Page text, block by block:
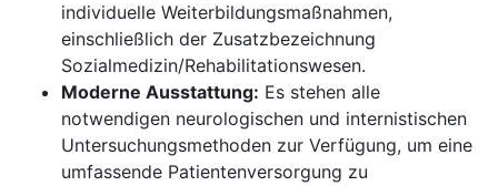
individuelle Weiterbildungsmaßnahmen,
einschließlich der Zusatzbezeichnung
Sozialmedizin/Rehabilitationswesen.
Moderne Ausstattung: Es stehen alle
notwendigen neurologischen und internistischen
Untersuchungsmethoden zur Verfügung, um eine
umfassende Patientenversorgung zu